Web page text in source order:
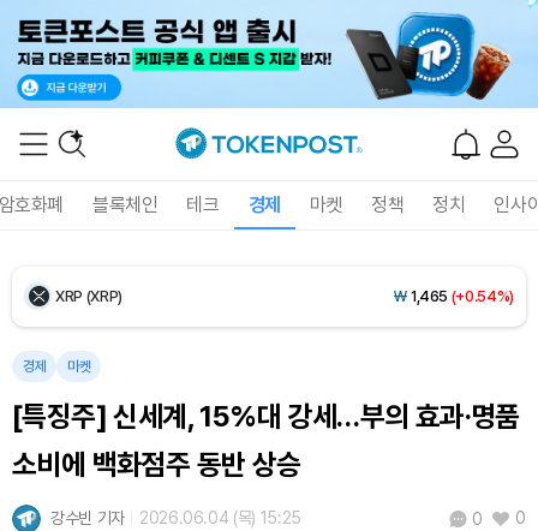
호화폐 블록체인 테크 경제 마켓 정책 정치 인사
Ethereum (ETH) ₩2,699,593(+0.10%)
XRP (XRP) ₩ 1,465 (+0.54%)
Solana (SOL)
TRON (TRX) ₩ 464.1(+0.74%)
Hyperliquid (HYPE)
경제 마켓
[특징주] 신세계, 15%대 강세…부의 효과·명품
소비에 백화점주 동반 상승
강수빈 기자 2026.06.04 (목) 15:25 0 0